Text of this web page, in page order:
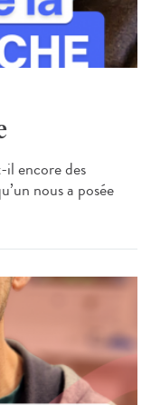
il encore des
nous a posée